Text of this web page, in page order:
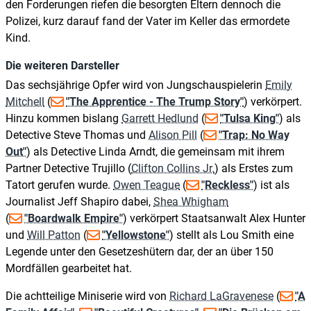
den Forderungen riefen die besorgten Eltern dennoch die
Polizei, kurz darauf fand der Vater im Keller das ermordete
Kind.
Die weiteren Darsteller
Das sechsjährige Opfer wird von Jungschauspielerin Emily
Mitchell ( "The Apprentice - The Trump Story") verkörpert.
Hinzu kommen bislang Garrett Hedlund ( "Tulsa King") als
Detective Steve Thomas und Alison Pill (
"Trap: No Way
Out") als Detective Linda Arndt, die gemeinsam mit ihrem
Partner Detective Trujillo (Clifton Collins Jr.) als Erstes zum
Tatort gerufen wurde. Owen Teague ( "Reckless") ist als
Journalist Jeff Shapiro dabei, Shea Whigham
(
"Boardwalk Empire") verkörpert Staatsanwalt Alex Hunter
und Will Patton ( "Yellowstone") stellt als Lou Smith eine
Legende unter den Gesetzeshütern dar, der an über 150
Mordfällen gearbeitet hat.
Die achtteilige Miniserie wird von Richard LaGravenese (
"A